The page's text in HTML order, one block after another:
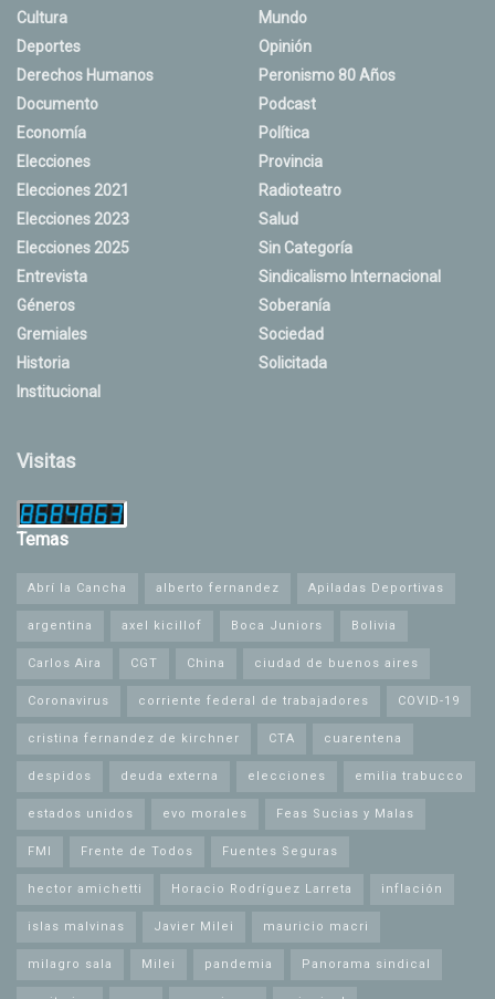
Cultura
Deportes
Derechos Humanos
Documento
Economía
Elecciones
Elecciones 2021
Elecciones 2023
Elecciones 2025
Entrevista
Géneros
Gremiales
Historia
Institucional
Mundo
Opinión
Peronismo 80 Años
Podcast
Política
Provincia
Radioteatro
Salud
Sin Categoría
Sindicalismo Internacional
Soberanía
Sociedad
Solicitada
Visitas
Temas
Abrí la Cancha alberto fernandez Apiladas Deportivas
argentina axel kicillof Boca Juniors Bolivia
Carlos Aira CGT China ciudad de buenos aires
Coronavirus corriente federal de trabajadores COVID-19
cristina fernandez de kirchner CTA cuarentena
despidos deuda externa elecciones emilia trabucco
estados unidos evo morales Feas Sucias y Malas
FMI Frente de Todos Fuentes Seguras
hector amichetti Horacio Rodríguez Larreta inflación
islas malvinas Javier Milei mauricio macri
milagro sala Milei pandemia Panorama sindical